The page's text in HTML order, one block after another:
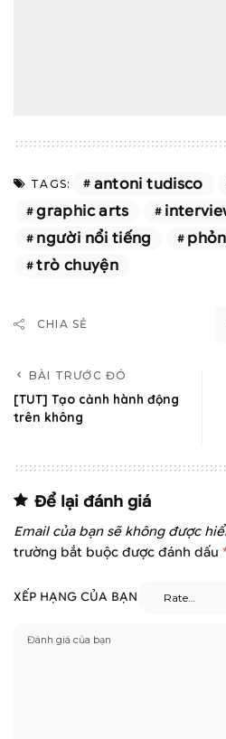
TAGS: antoni tudisco
graphic arts
người nổi tiếng
trò chuyện
CHIA SẺ
BÀI TRƯỚC ĐÓ
[TUT] Tạo cảnh hành động
trên không
Để lại đánh giá
Email của bạn sẽ không được
trường bắt buộc được đánh dấu
XẾP HẠNG CỦA BẠN